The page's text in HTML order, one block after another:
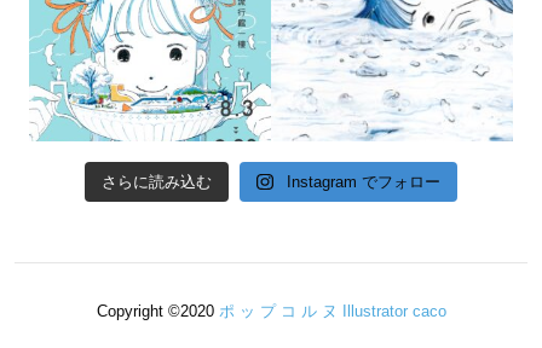
さらに読み込む Instagram でフォロー
Copyright ©2020 ポ ッ プ コ ル ヌ Illustrator caco